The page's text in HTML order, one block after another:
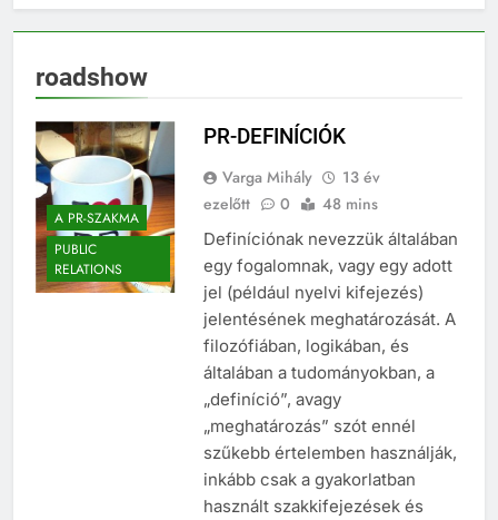
roadshow
A PR-SZAKMA
PUBLIC
RELATIONS
PR-DEFINÍCIÓK
Varga Mihály
13 év
ezelőtt
0 48 mins
Definíciónak nevezzük általában
egy fogalomnak, vagy egy adott
jel (például nyelvi kifejezés)
jelentésének meghatározását. A
filozófiában, logikában, és
általában a tudományokban, a
„definíció”, avagy
„meghatározás” szót ennél
szűkebb értelemben használják,
inkább csak a gyakorlatban
használt szakkifejezések és